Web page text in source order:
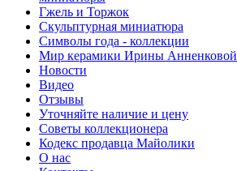
Гжель и Торжок
Скульптурная миниатюра
Символы года - коллекции
Мир керамики Ирины Анненковой
Новости
Видео
Отзывы
Уточняйте наличие и цену
Советы коллекционера
Кодекс продавца Майолики
О нас